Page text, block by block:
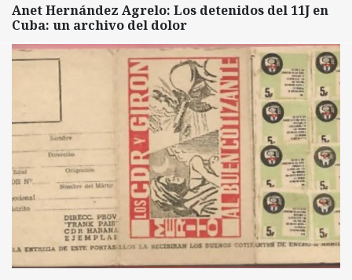
Anet Hernández Agrelo: Los detenidos del 11J en
Cuba: un archivo del dolor